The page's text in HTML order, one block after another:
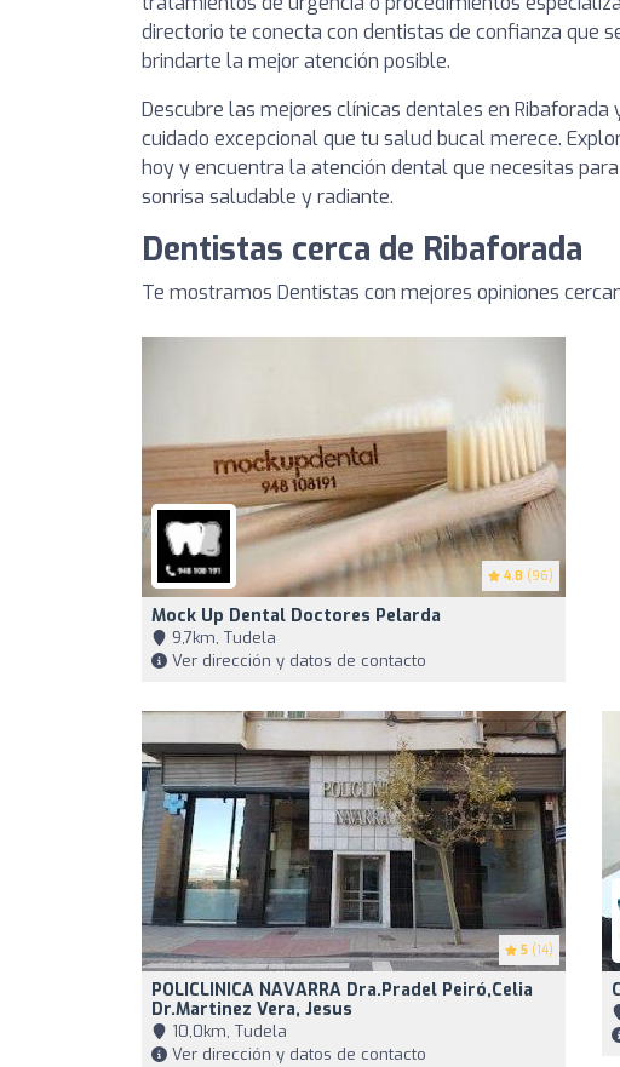
directorio te conecta con dentistas de confianza que
brindarte la mejor atención posible.
Descubre las mejores clínicas dentales en Ribaforada
cuidado excepcional que tu salud bucal merece.
hoy y encuentra la atención dental que necesitas
sonrisa saludable y radiante.
Dentistas cerca de Ribaforada
Te mostramos Dentistas con mejores opiniones
4.8 (96)
Mock Up Dental Doctores Pelarda
9,7km, Tudela
Ver dirección y datos de contacto
5 (14)
POLICLINICA NAVARRA Dra.Pradel Peiró,Celia
Dr.Martinez Vera, Jesus
10,0km, Tudela
Ver dirección y datos de contacto